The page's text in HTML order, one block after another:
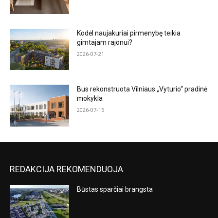
Kodėl naujakuriai pirmenybę teikia
gimtajam rajonui?
2026-07-21
Bus rekonstruota Vilniaus „Vyturio“ pradinė
mokykla
2026-07-15
REDAKCIJA REKOMENDUOJA
Būstas sparčiai brangsta